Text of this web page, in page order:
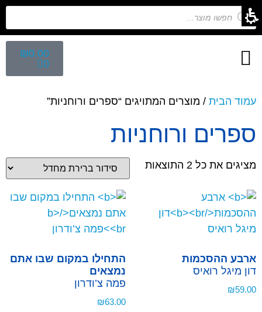
₪0.00
0
עמוד הבית / מוצרים המתויגים “ספרים ורוחניות”
ספרים ורוחניות
מציגים את כל ⁦2⁩ התוצאות
ארבע ההסכמות
דון מיגל רואיס
₪59.00
התחילו במקום שבו אתם
נמצאים
פמה צ’ודרון
₪63.00